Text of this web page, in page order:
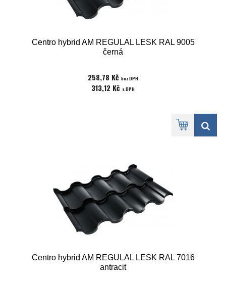
Centro hybrid AM REGULAL LESK RAL 9005
černá
258,78 Kč bez DPH
313,12 Kč s DPH
Centro hybrid AM REGULAL LESK RAL 7016
antracit